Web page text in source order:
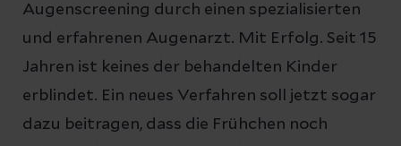
Augenscreening durch einen spezialisierten
und erfahrenen Augenarzt. Mit Erfolg. Seit 15
Jahren ist keines der behandelten Kinder
erblindet. Ein neues Verfahren soll jetzt sogar
dazu beitragen, dass die Frühchen noch